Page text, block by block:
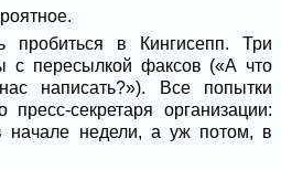
в Кингисепп. Три
с пересылкой факсов («А что
написать?»). Все попытки
пресс-секретаря организации:
начале недели, а уж потом, в